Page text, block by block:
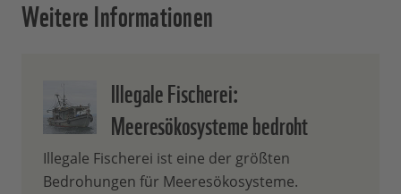
Weitere Informationen
Illegale Fischerei:
Meeresökosysteme bedroht
Illegale Fischerei ist eine der größten
Bedrohungen für Meeresökosysteme.